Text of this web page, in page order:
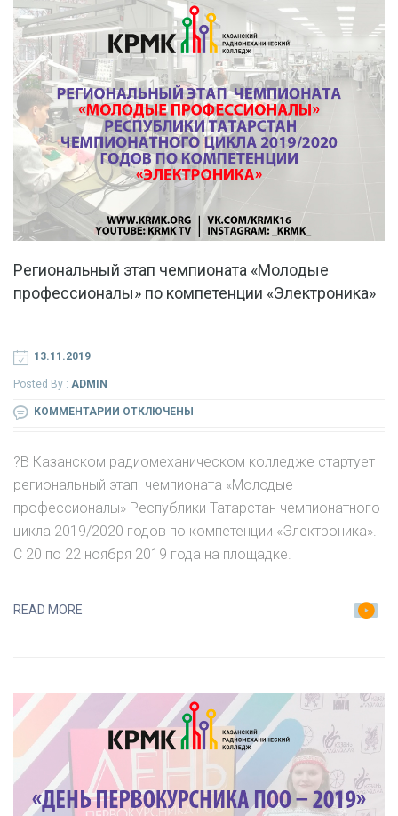
Региональный этап​ ​чемпионата «Молодые
профессионалы» по компетенции «Электроника»
13.11.2019
Posted By : ADMIN
КОММЕНТАРИИ К
РЕГИОНАЛЬНЫЙ
ЭТАП​
ЧЕМПИОНАТА
«МОЛОДЫЕ
ОТКЛЮЧЕНЫ
?В Казанском радиомеханическом колледже стартует
региональный этап​ ​ чемпионата «Молодые
профессионалы» Республики Татарстан чемпионатного
цикла 2019/2020 годов по компетенции «Электроника».
С 20 по 22 ноября 2019 года на площадке.
READ MORE